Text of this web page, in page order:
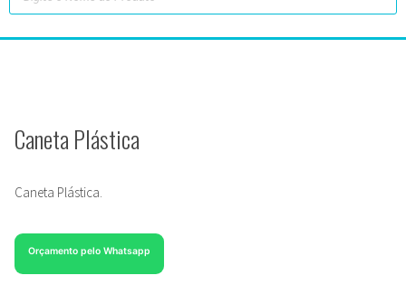
Caneta Plástica
Caneta Plástica.
Orçamento pelo Whatsapp